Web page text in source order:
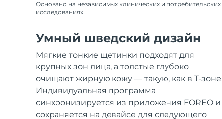
Основано на независимых клинических и потребительских
исследованиях
Умный шведский дизайн
Мягкие тонкие щетинки подходят для
крупных зон лица, а толстые глубоко
очищают жирную кожу — такую, как в Т-зоне.
Индивидуальная программа
синхронизируется из приложения FOREO и
сохраняется на девайсе для следующего